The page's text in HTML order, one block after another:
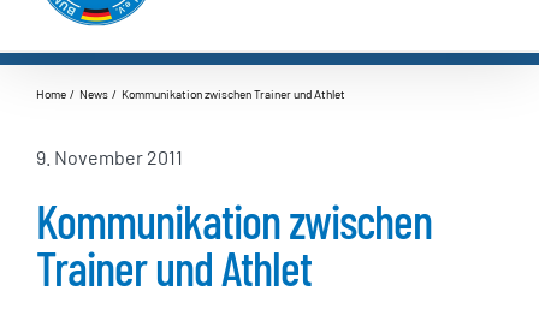
Home News Kommunikation zwischen Trainer und Athlet
9. November 2011
Kommunikation zwischen
Trainer und Athlet